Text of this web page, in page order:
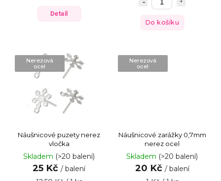
Detail
Do košíku
Nerezová
ocel
Náušnicové puzety nerez
vločka
Skladem (>20 balení)
25 Kč / balení
Nerezová
ocel
Náušnicové zarážky 0,7mm
nerez ocel
Skladem (>20 balení)
20 Kč / balení